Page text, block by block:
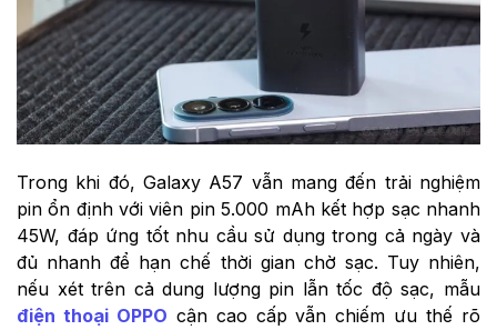
Trong khi đó, Galaxy A57 vẫn mang đến trải nghiệm
pin ổn định với viên pin 5.000 mAh kết hợp sạc nhanh
45W, đáp ứng tốt nhu cầu sử dụng trong cả ngày và
đủ nhanh để hạn chế thời gian chờ sạc. Tuy nhiên,
nếu xét trên cả dung lượng pin lẫn tốc độ sạc, mẫu
điện thoại OPPO cận cao cấp vẫn chiếm ưu thế rõ